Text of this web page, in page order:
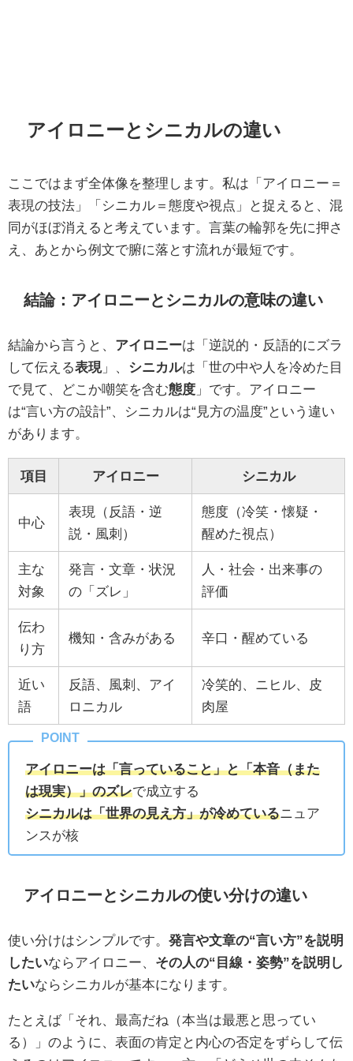
アイロニーとシニカルの違い
ここではまず全体像を整理します。私は「アイロニー＝
表現の技法」「シニカル＝態度や視点」と捉えると、混
同がほぼ消えると考えています。言葉の輪郭を先に押さ
え、あとから例文で腑に落とす流れが最短です。
結論：アイロニーとシニカルの意味の違い
結論から言うと、 アイロニーは「逆説的・反語的にズラ
して伝える表現 」、 シニカルは「世の中や人を冷めた目
で見て、どこか嘲笑を含む態度 」です。アイロニー
は“言い方の設計”、シニカルは“見方の温度”という違い
があります。
項目 アイロニー シニカル
中心
表現（反語・逆
説・風刺）
態度（冷笑・懐疑・
醒めた視点）
主な
対象
発言・文章・状況
の「ズレ」
人・社会・出来事の
評価
伝わ
り方
機知・含みがある 辛口・醒めている
近い
語
反語、風刺、アイ
ロニカル
冷笑的、ニヒル、皮
肉屋
アイロニーは「言っていること」と「本音（また
は現実）」のズレで成立する
シニカルは「世界の見え方」が冷めているニュア
ンスが核
アイロニーとシニカルの使い分けの違い
使い分けはシンプルです。 発言や文章の“言い方”を説明
したいならアイロニー、 その人の“目線・姿勢”を説明し
たいならシニカルが基本になります。
たとえば「それ、最高だね（本当は最悪と思ってい
る）」のように、表面の肯定と内心の否定をずらして伝